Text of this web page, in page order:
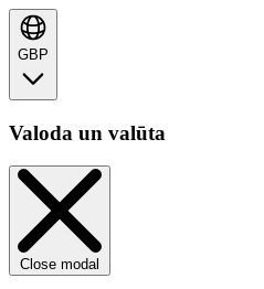
GBP
Valoda un valūta
Close modal